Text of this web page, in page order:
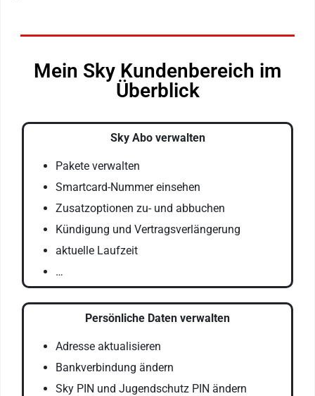
Mein Sky Kundenbereich im
Überblick
Sky Abo verwalten
Pakete verwalten
Smartcard-Nummer einsehen
Zusatzoptionen zu- und abbuchen
Kündigung und Vertragsverlängerung
aktuelle Laufzeit
…
Persönliche Daten verwalten
Adresse aktualisieren
Bankverbindung ändern
Sky PIN und Jugendschutz PIN ändern